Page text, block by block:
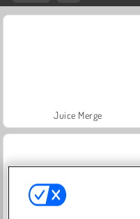
Juice Merge